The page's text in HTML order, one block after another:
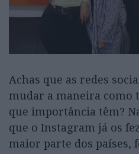
Achas que as redes
mudar a maneira como
que importância têm?
que o Instagram já os
maior parte dos países,